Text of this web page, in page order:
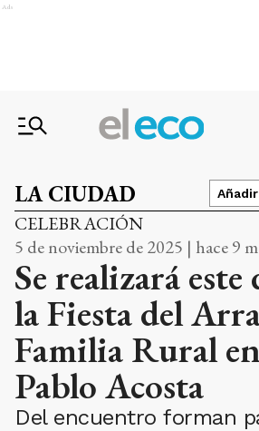
Ads
LA CIUDAD
CELEBRACIÓN
5 de noviembre de 2025 | hace 9
Se realizará
la Fiesta del
Familia Rural
Pablo Acosta
Del encuentro forman